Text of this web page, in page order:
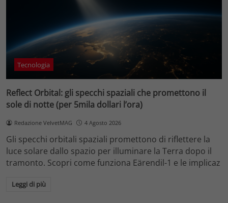
Tecnologia
Reflect Orbital: gli specchi spaziali che promettono il
sole di notte (per 5mila dollari l’ora)
Redazione VelvetMAG 4 Agosto 2026
Gli specchi orbitali spaziali promettono di riflettere la
luce solare dallo spazio per illuminare la Terra dopo il
tramonto. Scopri come funziona Eärendil-1 e le implicaz
Leggi di più